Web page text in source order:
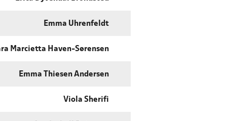
Emma Uhrenfeldt
Marcietta Haven-Sørensen
Emma Thiesen Andersen
Viola Sherifi